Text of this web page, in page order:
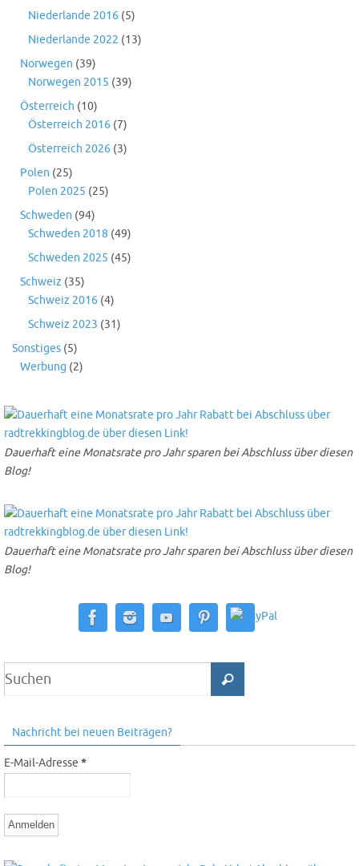
Niederlande 2016 (5)
Niederlande 2022 (13)
Norwegen (39)
Norwegen 2015 (39)
Österreich (10)
Österreich 2016 (7)
Österreich 2026 (3)
Polen (25)
Polen 2025 (25)
Schweden (94)
Schweden 2018 (49)
Schweden 2025 (45)
Schweiz (35)
Schweiz 2016 (4)
Schweiz 2023 (31)
Sonstiges (5)
Werbung (2)
Dauerhaft eine Monatsrate pro Jahr sparen bei Abschluss über diesen
Blog!
Dauerhaft eine Monatsrate pro Jahr sparen bei Abschluss über diesen
Blog!
Nachricht bei neuen Beiträgen?
E-Mail-Adresse *